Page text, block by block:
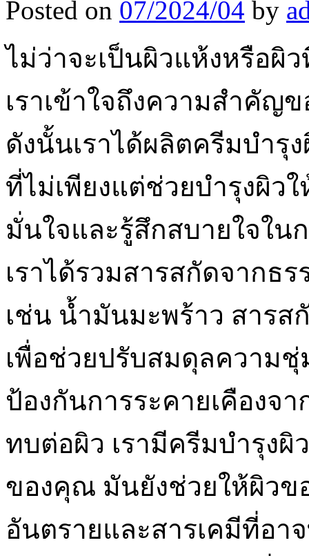
Posted on 07/2024/04 by
ไม่ว่าจะเป็นผิวแห้งหรือผิ
เราเข้าใจถึงความสำคั
ดังนั้นเราได้ผลิตครีมบำ
ที่ไม่เพียงแต่ช่วยบำรุงผิว
มั่นใจและรู้สึกสบายใจใน
เราได้รวมสารสกัดจากธ
เช่น น้ำมันมะพร้าว สาร
เพื่อช่วยปรับสมดุลความ
ป้องกันการระคายเคืองจ
ทบต่อผิว เรามีครีมบำรุง
ของคุณ มันยังช่วยให้ผิว
อันตรายและสารเคมีที่อา